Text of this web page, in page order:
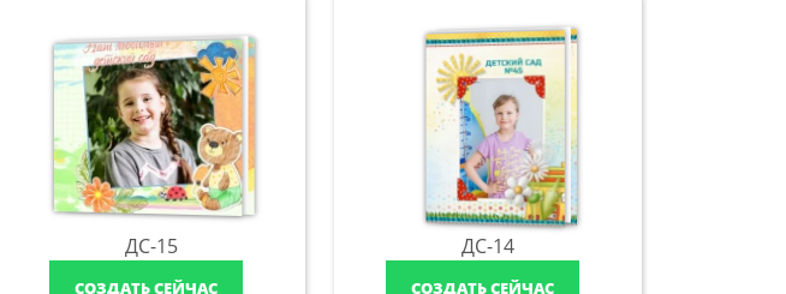
ДС-15
СОЗДАТЬ СЕЙЧАС
ДС-14
СОЗДАТЬ СЕЙЧАС